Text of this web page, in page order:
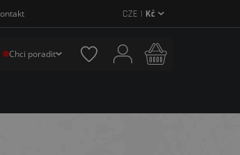
CZE | Kč
Chci poradit